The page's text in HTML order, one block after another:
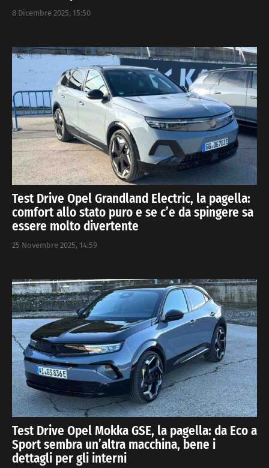
8 Dicembre 2025, 15:50
Test Drive Opel Grandland Electric, la pagella:
comfort allo stato puro e se c’e da spingere sa
essere molto divertente
25 Novembre 2025, 14:59
Test Drive Opel Mokka GSE, la pagella: da Eco a
Sport sembra un’altra macchina, bene i
dettagli per gli interni